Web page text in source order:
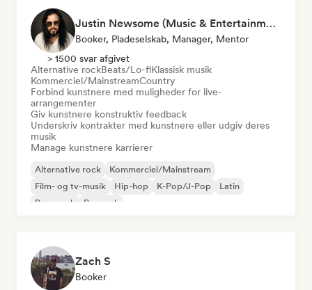
Justin Newsome (Music & Entertainment Executive | A&R, Artist Development & Partnerships | Applied AI & Systems Strategy)
Booker, Pladeselskab, Manager, Mentor
> 1500 svar afgivet
Alternative rockBeats/Lo-fiKlassisk musik
Kommerciel/MainstreamCountry
Forbind kunstnere med muligheder for live-
arrangementer
Giv kunstnere konstruktiv feedback
Underskriv kontrakter med kunstnere eller udgiv deres
musik
Manage kunstnere karrierer
Alternative rock
Kommerciel/Mainstream
Film- og tv-musik
Hip-hop K-Pop/J-Pop
Latin
Pop-punk
Poprock
Zach S
Booker